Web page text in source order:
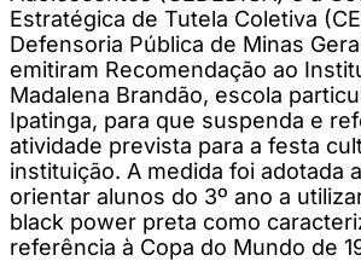
Estratégica de Tutela Coletiva
Defensoria Pública de Minas
emitiram Recomendação ao
Madalena Brandão, escola
Ipatinga, para que suspenda e
atividade prevista para a festa
instituição. A medida foi adotada
orientar alunos do 3º ano a
black power preta como
referência à Copa do Mundo de